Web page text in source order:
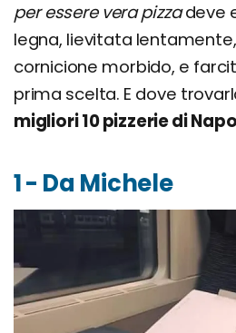
per essere vera pizzadeve
legna, lievitata
cornicione morbido, e
prima scelta. E dove
migliori 10 pizzerie di
1 - Da Michele